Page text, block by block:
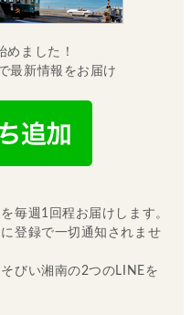
めました！
最新情報をお届け
毎週1回程お届けします。
登録で一切通知されませ
びい湘南の2つのLINEを